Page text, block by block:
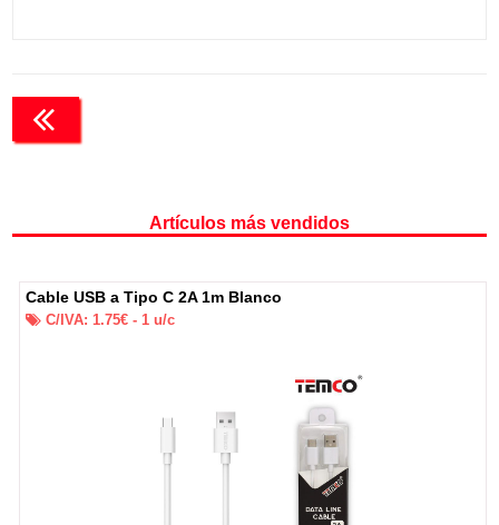
Artículos más vendidos
Cable USB a Tipo C 2A 1m Blanco
C/IVA: 1.75€ - 1u/c